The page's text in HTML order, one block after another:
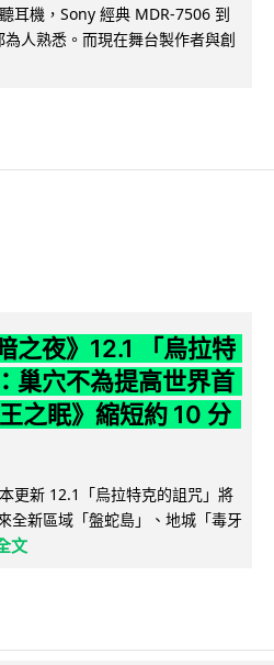
耳機，Sony 經典 MDR-7506 到
人熟悉。而現在舞台製作者與創
之夜》12.1 「烏拉特
巢穴不為提高世界首
之眠》縮短約 10 分
更新 12.1「烏拉特克的詛咒」將
全新區域「盤蛇島」、地城「毒牙
文